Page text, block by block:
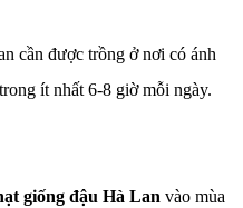
cần được trồng ở nơi có ánh
ít nhất 6-8 giờ mỗi ngày.
giống đậu Hà Lan vào mùa